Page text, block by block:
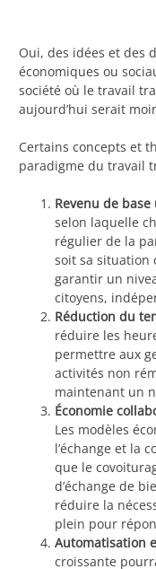
Oui, des idées et des
économiques ou
société où le travail
aujourd’hui serait
Certains concepts et
paradigme du travail
Revenu de base
selon laquelle
régulier de la
soit sa situation
garantir un
citoyens,
Réduction du
réduire les
permettre aux
activités non
maintenant un
Économie
Les modèles
l’échange et la
que le
d’échange de
réduire la
plein pour
Automatisation
croissante